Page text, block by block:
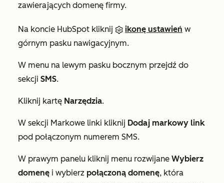
zawierających domenę firmy.
Na koncie HubSpot kliknij ikonę ustawień w
górnym pasku nawigacyjnym.
W menu na lewym pasku bocznym przejdź do
sekcji SMS.
Kliknij kartę Narzędzia.
W sekcji Markowe linki kliknij Dodaj markowy link
pod połączonym numerem SMS.
W prawym panelu kliknij menu rozwijane Wybierz
domenę i wybierz połączoną domenę, która